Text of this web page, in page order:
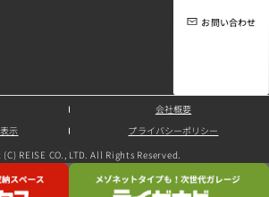
お問い合わせ
会社概要
示 プライバシーポリシー
REISE CO., LTD. All Rights Reserved.